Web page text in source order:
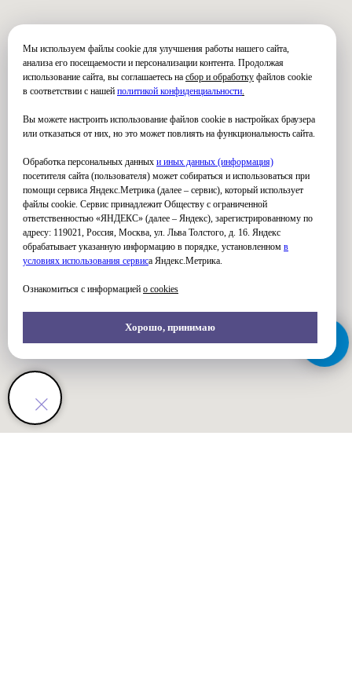
Мы используем файлы cookie для улучшения работы нашего сайта,
анализа его посещаемости и персонализации контента. Продолжая
использование сайта, вы соглашаетесь на сбор и обработку файлов cookie
в соответствии с нашей политикой конфиденциальности.
Вы можете настроить использование файлов cookie в настройках браузера
или отказаться от них, но это может повлиять на функциональность сайта.
Обработка персональных данных и иных данных (информация)
посетителя сайта (пользователя) может собираться и использоваться при
помощи сервиса Яндекс.Метрика (далее – сервис), который использует
файлы cookie. Сервис принадлежит Обществу с ограниченной
ответственностью «ЯНДЕКС» (далее – Яндекс), зарегистрированному по
адресу: 119021, Россия, Москва, ул. Льва Толстого, д. 16. Яндекс
обрабатывает указанную информацию в порядке, установленном в
условиях использования сервиса Яндекс.Метрика.
Ознакомиться с информацией о cookies
Хорошо, принимаю